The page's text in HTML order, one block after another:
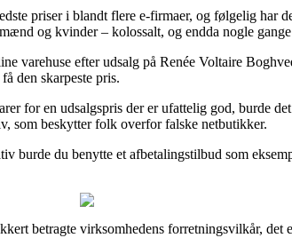
priser i blandt flere e-firmaer, og følgelig har
og kvinder – kolossalt, og endda nogle
varehuse efter udsalg på Renée Voltaire
den skarpeste pris.
for en udsalgspris der er ufattelig god, burde
som beskytter folk overfor falske netbutikker.
burde du benytte et afbetalingstilbud som
betragte virksomhedens forretningsvilkår, det